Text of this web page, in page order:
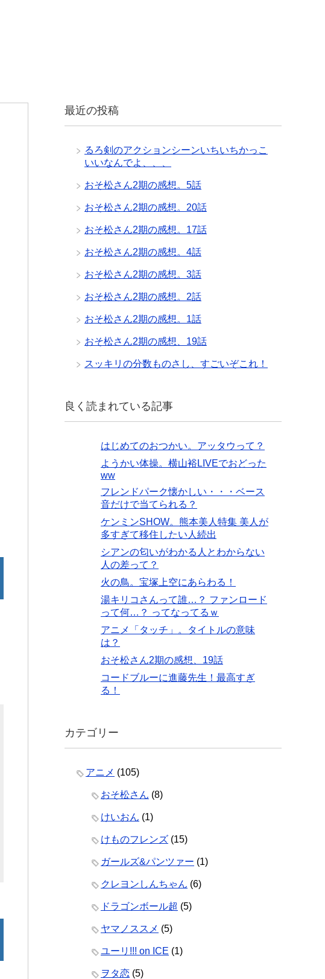
最近の投稿
るろ剣のアクションシーンいちいちかっこ
いいなんでよ、、、
おそ松さん2期の感想。5話
おそ松さん2期の感想。20話
おそ松さん2期の感想。17話
おそ松さん2期の感想。4話
おそ松さん2期の感想。3話
おそ松さん2期の感想。2話
おそ松さん2期の感想。1話
おそ松さん2期の感想、19話
スッキリの分数ものさし、すごいぞこれ！
良く読まれている記事
はじめてのおつかい。アッタウって？
ようかい体操。横山裕LIVEでおどった
ww
フレンドパーク懐かしい・・・ベース
音だけで当てられる？
ケンミンSHOW。熊本美人特集 美人が
多すぎて移住したい人続出
シアンの匂いがわかる人とわからない
人の差って？
火の鳥。宝塚上空にあらわる！
湯キリコさんって誰…？ ファンロード
って何…？ ってなってるｗ
アニメ「タッチ」。タイトルの意味
は？
おそ松さん2期の感想、19話
コードブルーに進藤先生！最高すぎ
る！
カテゴリー
アニメ (105)
おそ松さん (8)
けいおん (1)
けものフレンズ (15)
ガールズ&パンツァー (1)
クレヨンしんちゃん (6)
ドラゴンボール超 (5)
ヤマノススメ (5)
ユーリ!!! on ICE (1)
ヲタ恋 (5)